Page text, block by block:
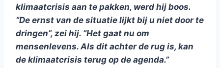
klimaatcrisis aan te pakken, werd hij boos.
“De ernst van de situatie lijkt bij u niet door te
dringen”, zei hij. “Het gaat nu om
mensenlevens. Als dit achter de rug is, kan
de klimaatcrisis terug op de agenda.”